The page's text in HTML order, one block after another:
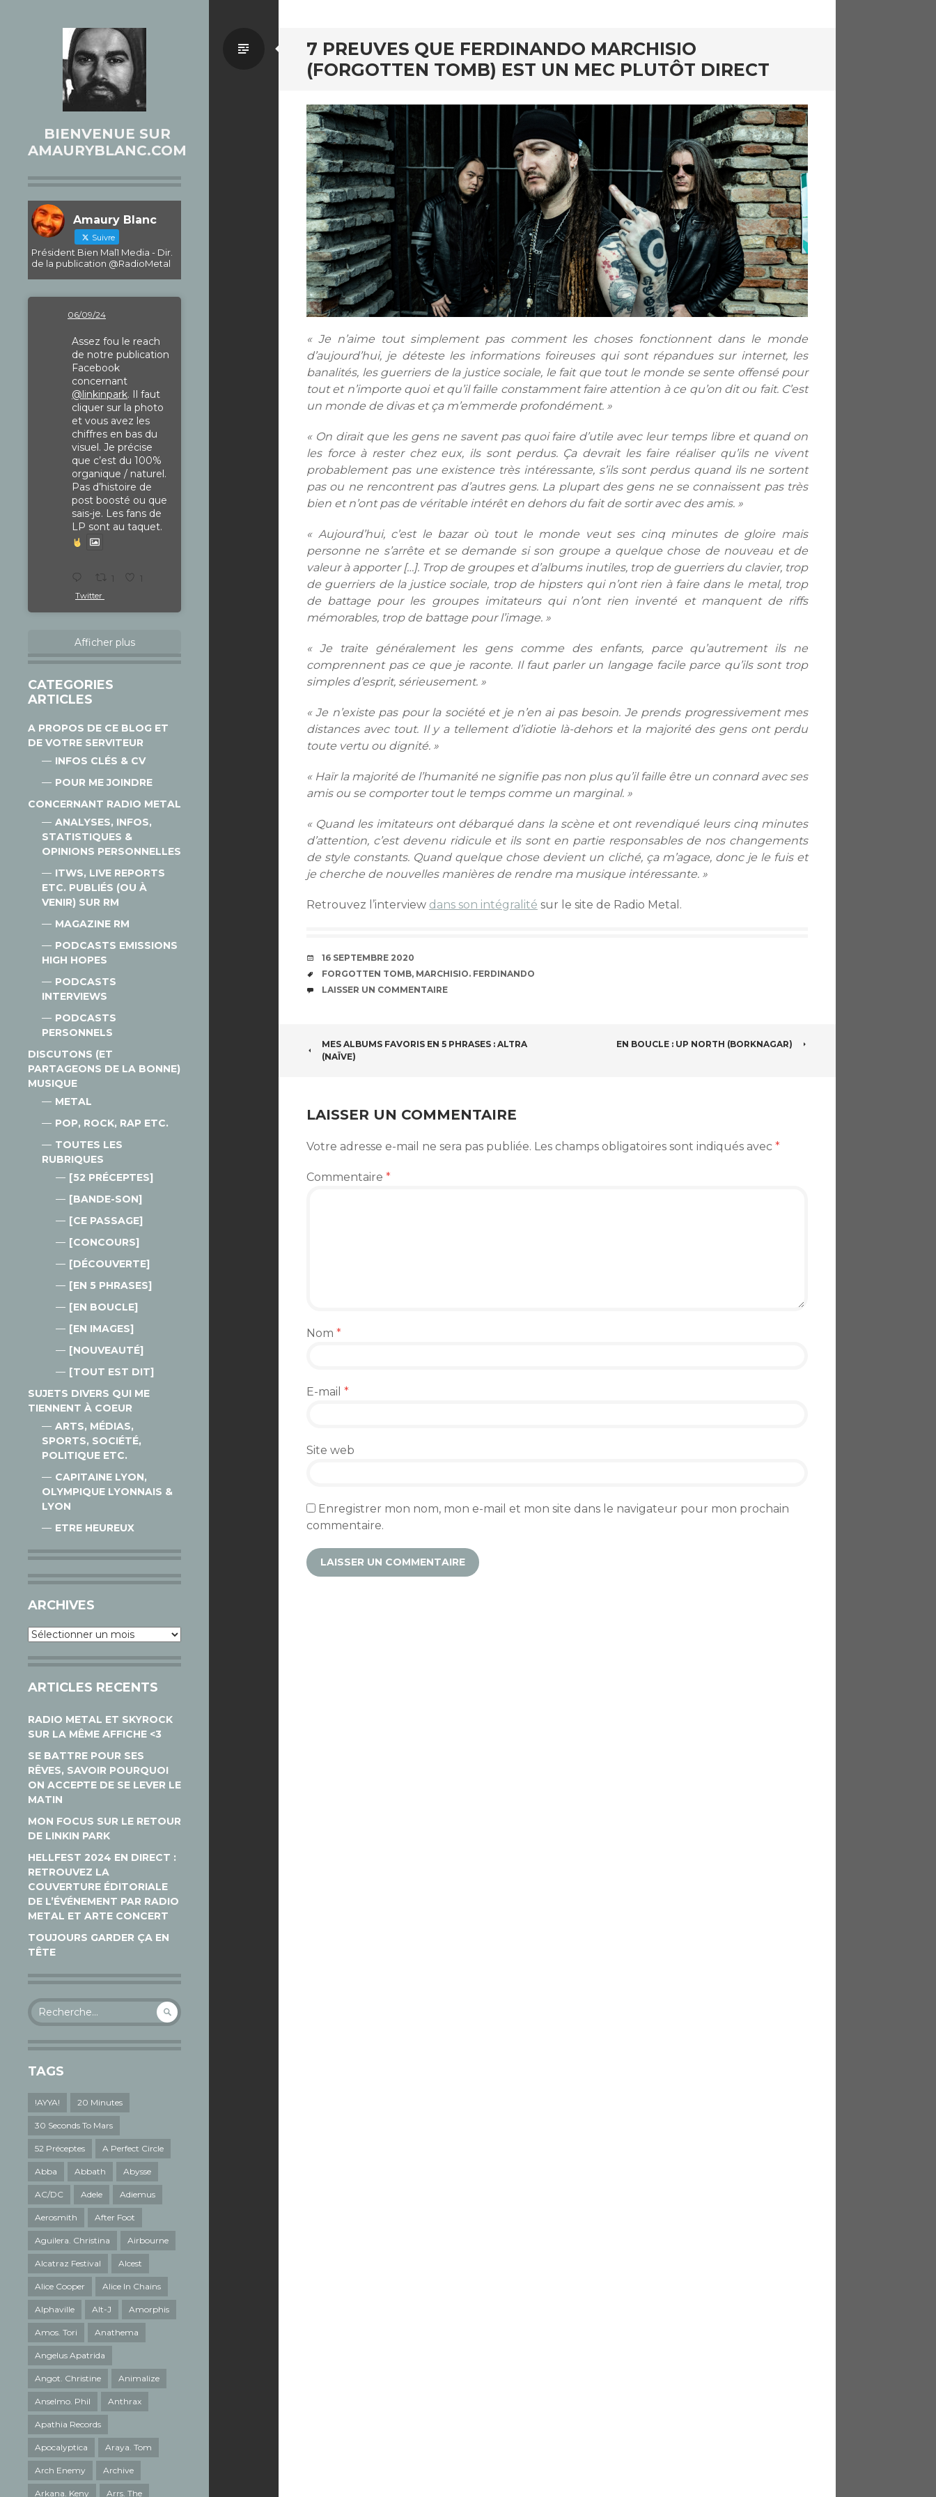
BIENVENUE SUR
AMAURYBLANC.COM
Amaury Blanc
Suivre
Président Bien Mal1 Media - Dir.
de la publication @RadioMetal
06/09/24
Assez fou le reach
de notre publication
Facebook
concernant
@linkinpark. Il faut
cliquer sur la photo
et vous avez les
chiffres en bas du
visuel. Je précise
que c’est du 100%
organique / naturel.
Pas d’histoire de
post boosté ou que
sais-je. Les fans de
LP sont au taquet.
1 1
Twitter
Afficher plus
CATEGORIES
ARTICLES
A PROPOS DE CE BLOG ET
DE VOTRE SERVITEUR
INFOS CLÉS & CV
POUR ME JOINDRE
CONCERNANT RADIO METAL
ANALYSES, INFOS,
STATISTIQUES &
OPINIONS PERSONNELLES
ITWS, LIVE REPORTS
ETC. PUBLIÉS (OU À
VENIR) SUR RM
MAGAZINE RM
PODCASTS EMISSIONS
HIGH HOPES
PODCASTS
INTERVIEWS
PODCASTS
PERSONNELS
DISCUTONS (ET
PARTAGEONS DE LA BONNE)
MUSIQUE
METAL
POP, ROCK, RAP ETC.
TOUTES LES
RUBRIQUES
[52 PRÉCEPTES]
[BANDE-SON]
[CE PASSAGE]
[CONCOURS]
[DÉCOUVERTE]
[EN 5 PHRASES]
[EN BOUCLE]
[EN IMAGES]
[NOUVEAUTÉ]
[TOUT EST DIT]
SUJETS DIVERS QUI ME
TIENNENT À COEUR
ARTS, MÉDIAS,
SPORTS, SOCIÉTÉ,
POLITIQUE ETC.
CAPITAINE LYON,
OLYMPIQUE LYONNAIS &
LYON
ETRE HEUREUX
ARCHIVES
Archives
ARTICLES RECENTS
RADIO METAL ET SKYROCK
SUR LA MÊME AFFICHE <3
SE BATTRE POUR SES
RÊVES, SAVOIR POURQUOI
ON ACCEPTE DE SE LEVER LE
MATIN
MON FOCUS SUR LE RETOUR
DE LINKIN PARK
HELLFEST 2024 EN DIRECT :
RETROUVEZ LA
COUVERTURE ÉDITORIALE
DE L’ÉVÉNEMENT PAR RADIO
METAL ET ARTE CONCERT
TOUJOURS GARDER ÇA EN
TÊTE
Rechercher :
TAGS
!AYYA! 20 Minutes
30 Seconds To Mars
52 Préceptes A Perfect Circle
Abba Abbath Abysse
AC/DC Adele Adiemus
Aerosmith After Foot
Aguilera. Christina Airbourne
Alcatraz Festival Alcest
Alice Cooper Alice In Chains
Alphaville Alt-J Amorphis
Amos. Tori Anathema
Angelus Apatrida
Angot. Christine Animalize
Anselmo. Phil Anthrax
Apathia Records
Apocalyptica Araya. Tom
Arch Enemy Archive
Arkana. Keny Arrs. The
7 PREUVES QUE FERDINANDO MARCHISIO
(FORGOTTEN TOMB) EST UN MEC PLUTÔT DIRECT
Par
« Je n’aime tout simplement pas comment les choses fonctionnent dans le monde
d’aujourd’hui, je déteste les informations foireuses qui sont répandues sur internet, les
banalités, les guerriers de la justice sociale, le fait que tout le monde se sente offensé pour
tout et n’importe quoi et qu’il faille constamment faire attention à ce qu’on dit ou fait. C’est
un monde de divas et ça m’emmerde profondément. »
« On dirait que les gens ne savent pas quoi faire d’utile avec leur temps libre et quand on
les force à rester chez eux, ils sont perdus. Ça devrait les faire réaliser qu’ils ne vivent
probablement pas une existence très intéressante, s’ils sont perdus quand ils ne sortent
pas ou ne rencontrent pas d’autres gens. La plupart des gens ne se connaissent pas très
bien et n’ont pas de véritable intérêt en dehors du fait de sortir avec des amis. »
« Aujourd’hui, c’est le bazar où tout le monde veut ses cinq minutes de gloire mais
personne ne s’arrête et se demande si son groupe a quelque chose de nouveau et de
valeur à apporter […]. Trop de groupes et d’albums inutiles, trop de guerriers du clavier, trop
de guerriers de la justice sociale, trop de hipsters qui n’ont rien à faire dans le metal, trop
de battage pour les groupes imitateurs qui n’ont rien inventé et manquent de riffs
mémorables, trop de battage pour l’image. »
« Je traite généralement les gens comme des enfants, parce qu’autrement ils ne
comprennent pas ce que je raconte. Il faut parler un langage facile parce qu’ils sont trop
simples d’esprit, sérieusement. »
« Je n’existe pas pour la société et je n’en ai pas besoin. Je prends progressivement mes
distances avec tout. Il y a tellement d’idiotie là-dehors et la majorité des gens ont perdu
toute vertu ou dignité. »
« Haïr la majorité de l’humanité ne signifie pas non plus qu’il faille être un connard avec ses
amis ou se comporter tout le temps comme un marginal. »
« Quand les imitateurs ont débarqué dans la scène et ont revendiqué leurs cinq minutes
d’attention, c’est devenu ridicule et ils sont en partie responsables de nos changements
de style constants. Quand quelque chose devient un cliché, ça m’agace, donc je le fuis et
je cherche de nouvelles manières de rendre ma musique intéressante. »
Retrouvez l’interview dans son intégralité sur le site de Radio Metal.
DATE
16 SEPTEMBRE 2020
ÉTIQUETTES
FORGOTTEN TOMB, MARCHISIO. FERDINANDO
COMMENTAIRES
LAISSER UN COMMENTAIRE
NAVIGATION
ARTICLES
MES ALBUMS FAVORIS EN 5 PHRASES : ALTRA
(NAÏVE)
EN BOUCLE : UP NORTH (BORKNAGAR)
LAISSER UN COMMENTAIRE
Votre adresse e-mail ne sera pas publiée. Les champs obligatoires sont indiqués avec *
Commentaire *
Nom *
E-mail *
Site web
Enregistrer mon nom, mon e-mail et mon site dans le navigateur pour mon prochain
commentaire.